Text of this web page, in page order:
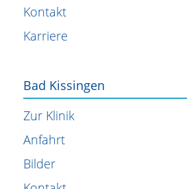
Kontakt
Karriere
Bad Kissingen
Zur Klinik
Anfahrt
Bilder